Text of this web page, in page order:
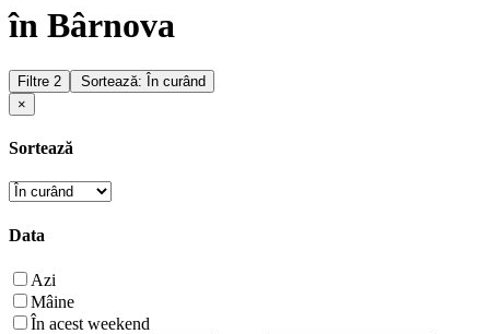
în Bârnova
Filtre 2
Sortează: În curând
×
Sortează
Data
Azi
Mâine
În acest weekend